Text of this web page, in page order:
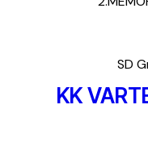
SD
KK